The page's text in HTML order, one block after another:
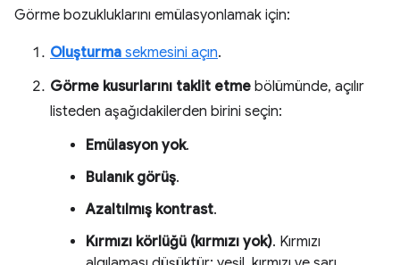
Görme bozukluklarını emülasyonlamak için:
Oluşturma sekmesini açın.
Görme kusurlarını taklit etme bölümünde, açılır
listeden aşağıdakilerden birini seçin:
Emülasyon yok.
Bulanık görüş.
Azaltılmış kontrast.
Kırmızı körlüğü (kırmızı yok). Kırmızı